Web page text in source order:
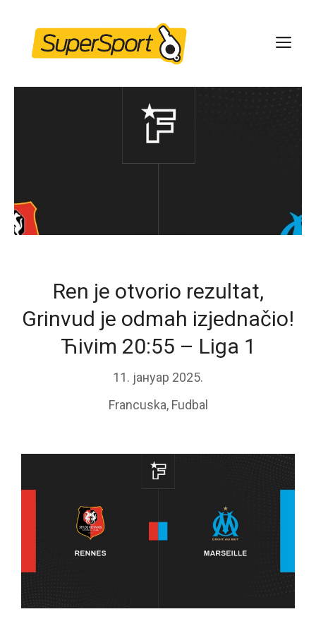
content
Ren je otvorio rezultat,
Grinvud je odmah izjednačio!
Ћivim 20:55 – Liga 1
11. јануар 2025.
Francuska, Fudbal